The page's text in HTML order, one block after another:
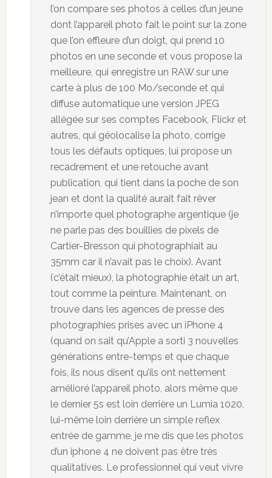
l’on compare ses photos à celles d’un jeune
dont l’appareil photo fait le point sur la zone
que l’on effleure d’un doigt, qui prend 10
photos en une seconde et vous propose la
meilleure, qui enregistre un RAW sur une
carte à plus de 100 Mo/seconde et qui
diffuse automatique une version JPEG
allégée sur ses comptes Facebook, Flickr et
autres, qui géolocalise la photo, corrige
tous les défauts optiques, lui propose un
recadrement et une retouche avant
publication, qui tient dans la poche de son
jean et dont la qualité aurait fait rêver
n’importe quel photographe argentique (je
ne parle pas des bouillies de pixels de
Cartier-Bresson qui photographiait au
35mm car il n’avait pas le choix). Avant
(c’était mieux), la photographie était un art,
tout comme la peinture. Maintenant, on
trouve dans les agences de presse des
photographies prises avec un iPhone 4
(quand on sait qu’Apple a sorti 3 nouvelles
générations entre-temps et que chaque
fois, ils nous disent qu’ils ont nettement
amélioré l’appareil photo, alors même que
le dernier 5s est loin derrière un Lumia 1020,
lui-même loin derrière un simple reflex
entrée de gamme, je me dis que les photos
d’un iphone 4 ne doivent pas être très
qualitatives. Le professionnel qui veut vivre